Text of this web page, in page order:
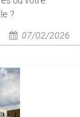
?
07/02/2026